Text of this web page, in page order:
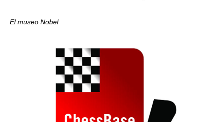
El museo Nobel